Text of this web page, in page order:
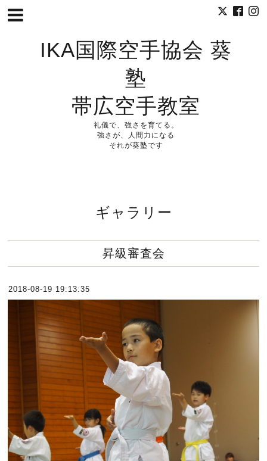
IKA国際空手協会 葵
塾
帯広空手教室
礼儀で、強さを育てる。
強さが、人間力になる
それが葵塾です
ギャラリー
昇級審査会
2018-08-19 19:13:35